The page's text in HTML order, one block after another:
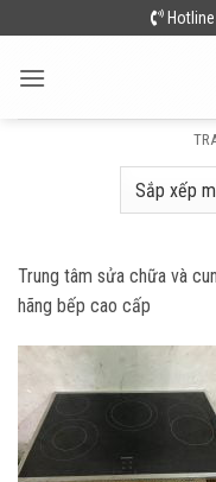
to
content
Hotline
Trung tâm sửa chữa và
hãng bếp cao cấp